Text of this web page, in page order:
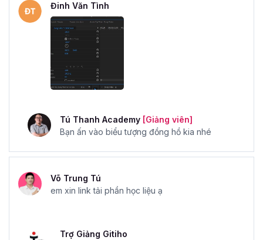
Khám phá những bí quyết tạo nên video đỉnh cao từ
Editor hàng đầu với khóa học Học dựng video trên
Premiere Pro từ cơ bản đến nâng cao ngay hôm nay
Đinh Văn Tình
Tú Thanh Academy [Giảng viên]
Bạn ấn vào biểu tượng đồng hồ kia nhé
Võ Trung Tú
em xin link tải phần học liệu ạ
Trợ Giảng Gitiho